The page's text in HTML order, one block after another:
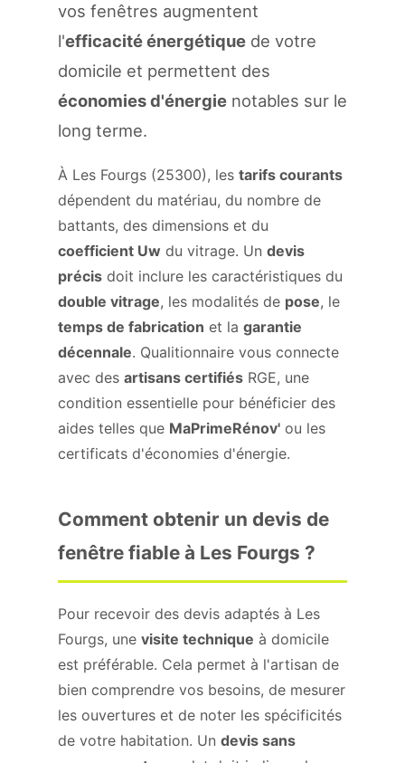
vos fenêtres augmentent
l'efficacité énergétique de votre
domicile et permettent des
économies d'énergie notables sur le
long terme.
À Les Fourgs (25300), les tarifs courants
dépendent du matériau, du nombre de
battants, des dimensions et du
coefficient Uw du vitrage. Un devis
précis doit inclure les caractéristiques du
double vitrage, les modalités de pose, le
temps de fabrication et la garantie
décennale. Qualitionnaire vous connecte
avec des artisans certifiés RGE, une
condition essentielle pour bénéficier des
aides telles que MaPrimeRénov' ou les
certificats d'économies d'énergie.
Comment obtenir un devis de
fenêtre fiable à Les Fourgs ?
Pour recevoir des devis adaptés à Les
Fourgs, une visite technique à domicile
est préférable. Cela permet à l'artisan de
bien comprendre vos besoins, de mesurer
les ouvertures et de noter les spécificités
de votre habitation. Un devis sans